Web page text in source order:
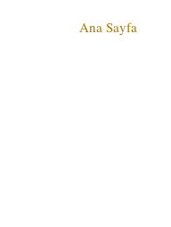
Ana Sayfa